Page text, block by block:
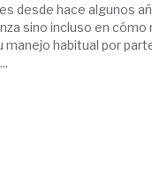
desde hace algunos
sino incluso en cómo
habitual por